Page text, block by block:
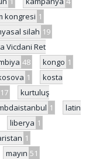
kongresi 1
silah 19
Vicdani Ret
48 kongo 1
1
kosta
kurtuluş
1
latin
liberya 1
1
mayın 51